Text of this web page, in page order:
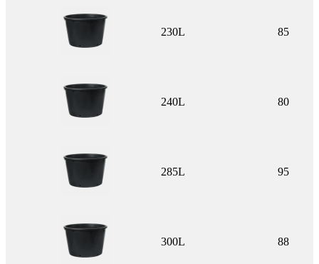
230L 85
240L 80
285L 95
300L 88